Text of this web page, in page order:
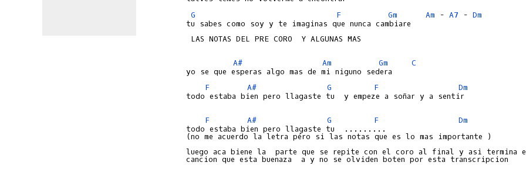
G
F Gm Am - A7 - Dm
tu sabes como soy y te imaginas que nunca cambiare
LAS NOTAS DEL PRE CORO  Y ALGUNAS MAS
A# Am Gm
C
F
A# G F
Dm
todo estaba bien pero llagaste tu  y empeze a soñar y a sentir
F A# G F
Dm
todo estaba bien pero llagaste tu  .........
(no me acuerdo la letra péro si las notas que es lo mas importante )
luego aca biene la  parte que se repite con el coro al final y asi termina